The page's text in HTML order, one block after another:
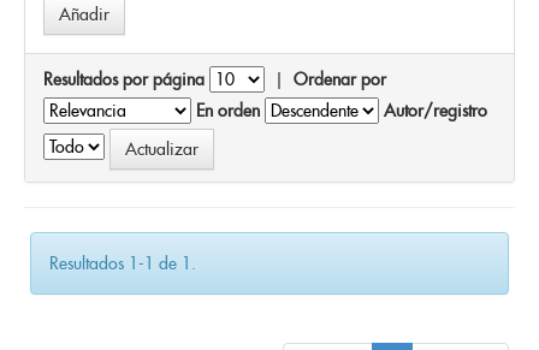
Resultados por página | Ordenar por
En orden
Autor/registro
Resultados 1-1 de 1.